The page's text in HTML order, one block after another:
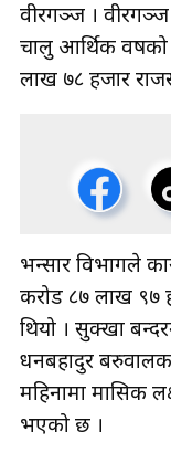
वीरगञ्ज ।
चालु आर्थिक
लाख ७८ हजार
भन्सार विभागले
करोड ८७ लाख ९७
थियो । सुक्खा
धनबहादुर
महिनामा मासिक
भएको छ ।